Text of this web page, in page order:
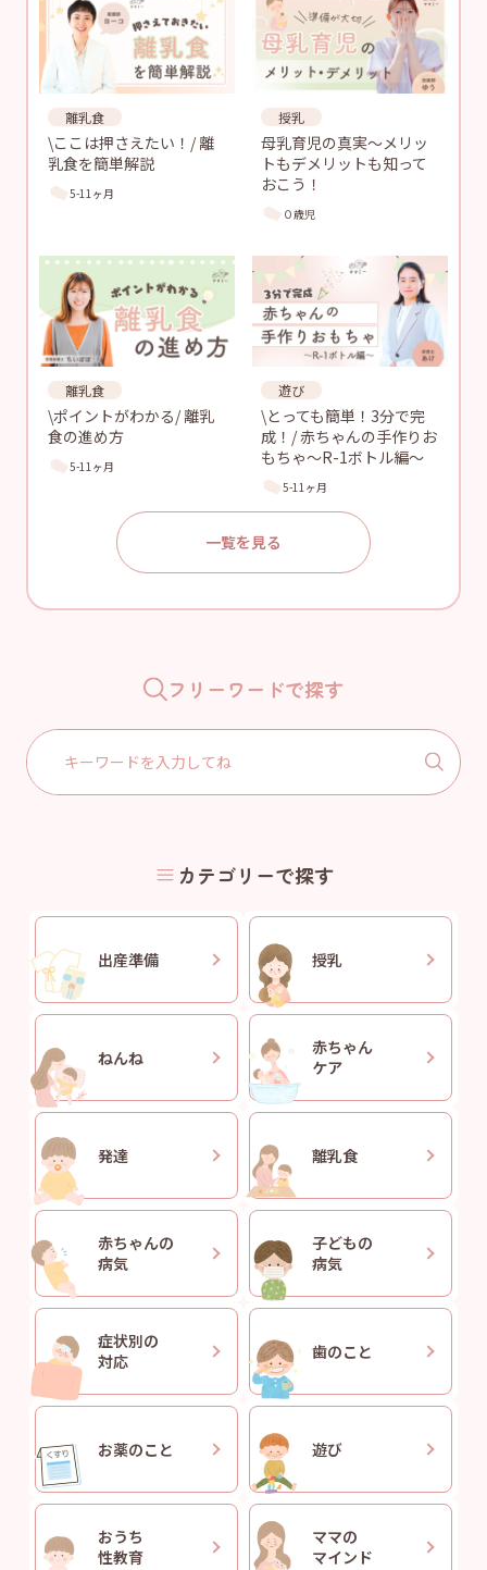
離乳食
\ここは押さえたい！/ 離
乳食を簡単解説
5-11ヶ月
授乳
母乳育児の真実〜メリッ
トもデメリットも知って
おこう！
０歳児
離乳食
\ポイントがわかる/ 離乳
食の進め方
5-11ヶ月
遊び
\とっても簡単！3分で完
成！/ 赤ちゃんの手作りお
もちゃ〜R-1ボトル編〜
5-11ヶ月
一覧を見る
フリーワードで探す
Search
for:
カテゴリーで探す
出産準備 授乳
ねんね
赤ちゃん
ケア
発達 離乳食
赤ちゃんの
病気
子どもの
病気
症状別の
対応
歯のこと
お薬のこと 遊び
おうち
性教育
ママの
マインド